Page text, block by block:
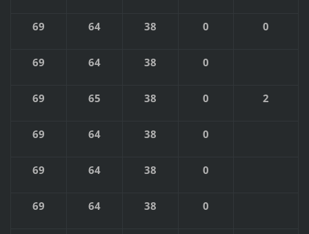
69 64 38 0 0
69 64 38 0
69 65 38 0 2
69 64 38 0
69 64 38 0
69 64 38 0